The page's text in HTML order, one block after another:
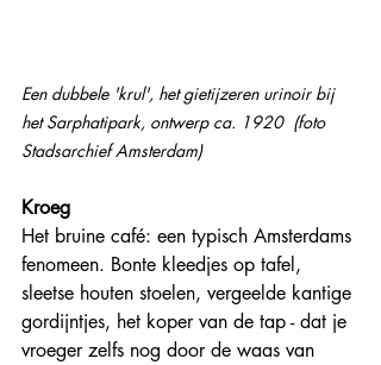
Een dubbele 'krul', het gietijzeren urinoir bij
het Sarphatipark, ontwerp ca. 1920  (foto
Stadsarchief Amsterdam)
Kroeg
Het bruine café: een typisch Amsterdams
fenomeen. Bonte kleedjes op tafel,
sleetse houten stoelen, vergeelde kantige
gordijntjes, het koper van de tap - dat je
vroeger zelfs nog door de waas van